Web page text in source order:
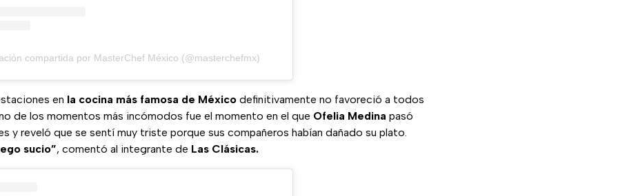
compartida por MasterChef México (@masterchefmx)
en la cocina más famosa de México definitivamente no favoreció a todos
de los momentos más incómodos fue el momento en el que Ofelia Medina pasó
y reveló que se sentí muy triste porque sus compañeros habían dañado su plato.
sucio”, comentó al integrante de Las Clásicas.